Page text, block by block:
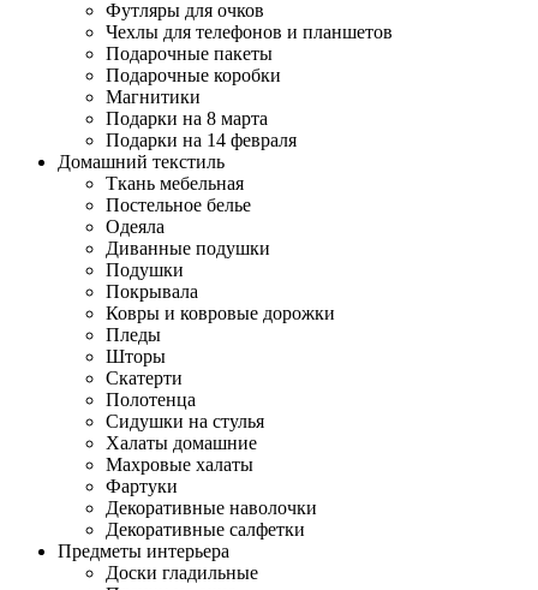
Футляры для очков
Чехлы для телефонов и планшетов
Подарочные пакеты
Подарочные коробки
Магнитики
Подарки на 8 марта
Подарки на 14 февраля
Домашний текстиль
Ткань мебельная
Постельное белье
Одеяла
Диванные подушки
Подушки
Покрывала
Ковры и ковровые дорожки
Пледы
Шторы
Скатерти
Полотенца
Сидушки на стулья
Халаты домашние
Махровые халаты
Фартуки
Декоративные наволочки
Декоративные салфетки
Предметы интерьера
Доски гладильные